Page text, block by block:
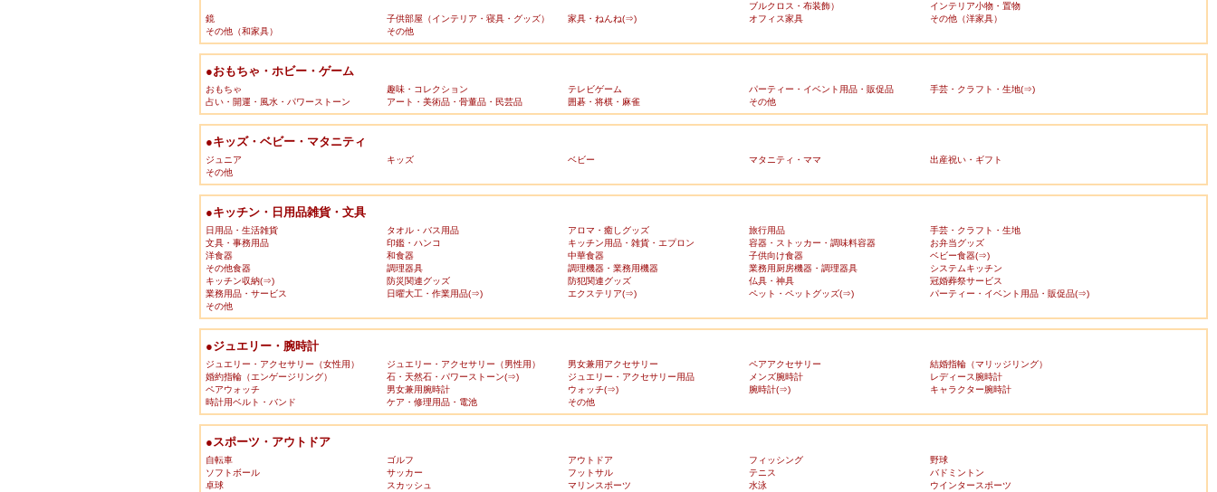
ブルクロス・布装飾）
インテリア小物・置物
鏡
子供部屋（インテリア・寝具・グッズ） 家具・ねんね(⇒) オフィス家具
その他（洋家具）
その他（和家具）
その他
●おもちゃ・ホビー・ゲーム
おもちゃ 趣味・コレクション テレビゲーム パーティー・イベント用品・販促品
手芸・クラフト・生地(⇒)
占い・開運・風水・パワーストーン
アート・美術品・骨董品・民芸品 囲碁・将棋・麻雀 その他
●キッズ・ベビー・マタニティ
ジュニア キッズ ベビー マタニティ・ママ
出産祝い・ギフト
その他
●キッチン・日用品雑貨・文具
日用品・生活雑貨 タオル・バス用品 アロマ・癒しグッズ 旅行用品
手芸・クラフト・生地
文具・事務用品
印鑑・ハンコ キッチン用品・雑貨・エプロン 容器・ストッカー・調味料容器
お弁当グッズ
洋食器
和食器 中華食器 子供向け食器
ベビー食器(⇒)
その他食器
調理器具 調理機器・業務用機器 業務用厨房機器・調理器具
システムキッチン
キッチン収納(⇒)
防災関連グッズ 防犯関連グッズ 仏具・神具
冠婚葬祭サービス
業務用品・サービス
日曜大工・作業用品(⇒) エクステリア(⇒) ペット・ペットグッズ(⇒)
パーティー・イベント用品・販促品(⇒)
その他
●ジュエリー・腕時計
ジュエリー・アクセサリー（女性用） ジュエリー・アクセサリー（男性用） 男女兼用アクセサリー ペアアクセサリー
結婚指輪（マリッジリング）
婚約指輪（エンゲージリング）
石・天然石・パワーストーン(⇒) ジュエリー・アクセサリー用品 メンズ腕時計
レディース腕時計
ペアウォッチ
男女兼用腕時計 ウォッチ(⇒) 腕時計(⇒)
キャラクター腕時計
時計用ベルト・バンド
ケア・修理用品・電池 その他
●スポーツ・アウトドア
自転車 ゴルフ アウトドア フィッシング
野球
ソフトボール
サッカー フットサル テニス
バドミントン
卓球
スカッシュ マリンスポーツ 水泳
ウインタースポーツ